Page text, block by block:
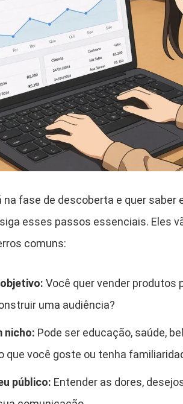
na fase de descoberta e quer saber
esses passos essenciais. Eles
comuns:
Você quer vender produtos
uma audiência?
nicho: Pode ser educação, saúde,
que você goste ou tenha
público: Entender as dores,